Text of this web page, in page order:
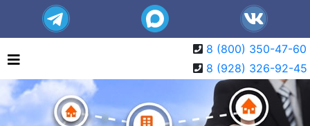
8 (800) 350-47-60
8 (928) 326-92-45